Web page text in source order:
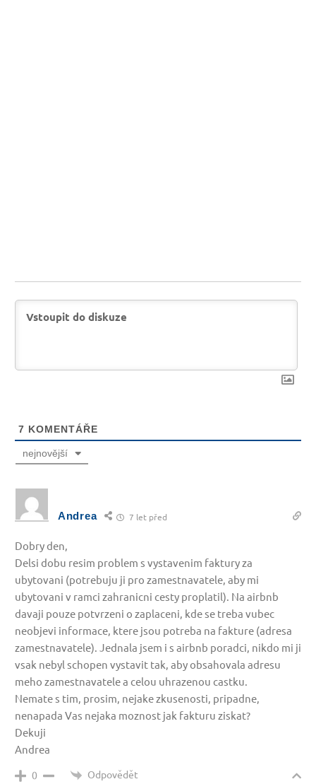
7 KOMENTÁŘE
nejnovější
Andrea 7 let před
Dobry den,
Delsi dobu resim problem s vystavenim faktury za
ubytovani (potrebuju ji pro zamestnavatele, aby mi
ubytovani v ramci zahranicni cesty proplatil). Na airbnb
davaji pouze potvrzeni o zaplaceni, kde se treba vubec
neobjevi informace, ktere jsou potreba na fakture (adresa
zamestnavatele). Jednala jsem i s airbnb poradci, nikdo mi ji
vsak nebyl schopen vystavit tak, aby obsahovala adresu
meho zamestnavatele a celou uhrazenou castku.
Nemate s tim, prosim, nejake zkusenosti, pripadne,
nenapada Vas nejaka moznost jak fakturu ziskat?
Dekuji
Andrea
0 Odpovědět